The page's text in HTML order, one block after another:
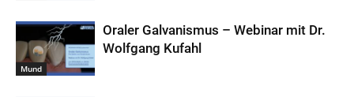
Mund
Oraler Galvanismus – Webinar mit Dr.
Wolfgang Kufahl